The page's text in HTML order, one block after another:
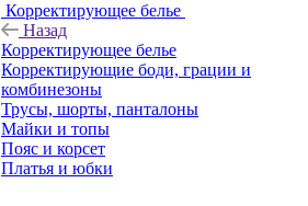
Корректирующее белье
Назад
Корректирующее белье
Корректирующие боди, грации и
комбинезоны
Трусы, шорты, панталоны
Майки и топы
Пояс и корсет
Платья и юбки